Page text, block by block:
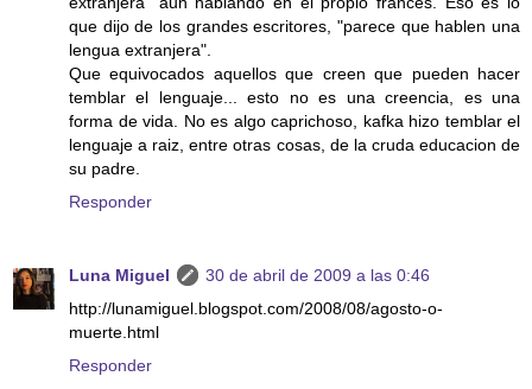
que dijo de los grandes escritores, "parece que hablen una
lengua extranjera".
Que equivocados aquellos que creen que pueden hacer
temblar el lenguaje... esto no es una creencia, es una
forma de vida. No es algo caprichoso, kafka hizo temblar el
lenguaje a raiz, entre otras cosas, de la cruda educacion de
su padre.
Responder
Luna Miguel
30 de abril de 2009 a las 0:46
http://lunamiguel.blogspot.com/2008/08/agosto-o-
muerte.html
Responder